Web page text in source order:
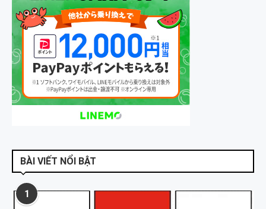
BÀI VIẾT NỔI BẬT
1